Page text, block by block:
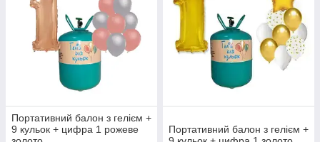
Портативний балон з гелієм +
9 кульок + цифра 1 рожеве
Портативний балон з гелієм +